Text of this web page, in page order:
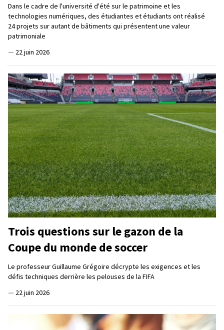
Dans le cadre de l'université d'été sur le patrimoine et les
technologies numériques, des étudiantes et étudiants ont réalisé
24 projets sur autant de bâtiments qui présentent une valeur
patrimoniale
— 22 juin 2026
Trois questions sur le gazon de la
Coupe du monde de soccer
Le professeur Guillaume Grégoire décrypte les exigences et les
défis techniques derrière les pelouses de la FIFA
— 22 juin 2026